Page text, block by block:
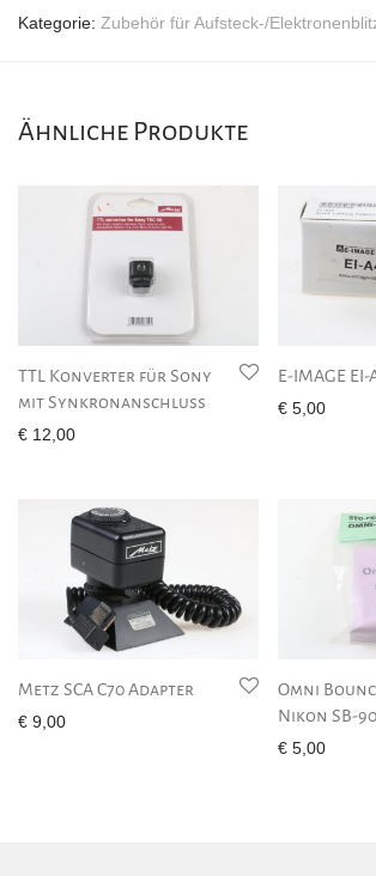
Kategorie: Zubehör für Aufsteck-/
Ähnliche Produkte
TTL Konverter für Sony
mit Synkronanschluss
€ 12,00
E-IMAGE EI-
€ 5,00
Metz SCA C70 Adapter
€ 9,00
Omni
Nikon SB-
€ 5,00